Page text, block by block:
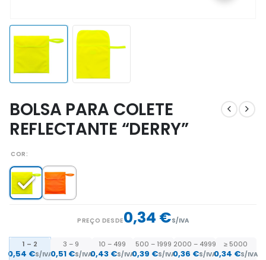
BOLSA PARA COLETE
REFLECTANTE “DERRY”
COR
PREÇO DESDE0,34 €S/IVA
1 – 2
0,54 €S/IVA
3 – 9
0,51 €S/IVA
10 – 499
0,43 €S/IVA
500 – 1999
0,39 €S/IVA
2000 – 4999
0,36 €S/IVA
≥ 5000
0,34 €S/IVA